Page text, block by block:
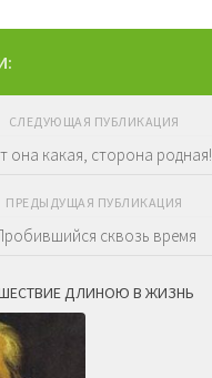
СЛЕДУЮЩАЯ ПУБЛИКАЦИЯ
она какая, сторона родная!
ПРЕДЫДУЩАЯ ПУБЛИКАЦИЯ
сквозь время
ДЛИНОЮ В ЖИЗНЬ